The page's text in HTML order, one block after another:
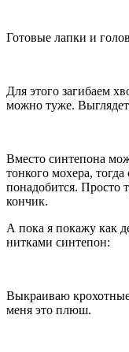
Готовые лапки и
Для этого загибаем
можно туже.
Вместо синтепона
тонкого мохера,
понадобится. Просто
кончик.
А пока я покажу как
нитками синтепон:
Выкраиваю крохотные
меня это плюш.